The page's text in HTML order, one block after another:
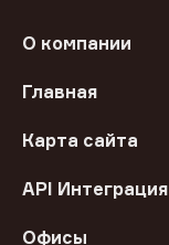
О компании
Главная
Карта сайта
API Интеграция
Офисы